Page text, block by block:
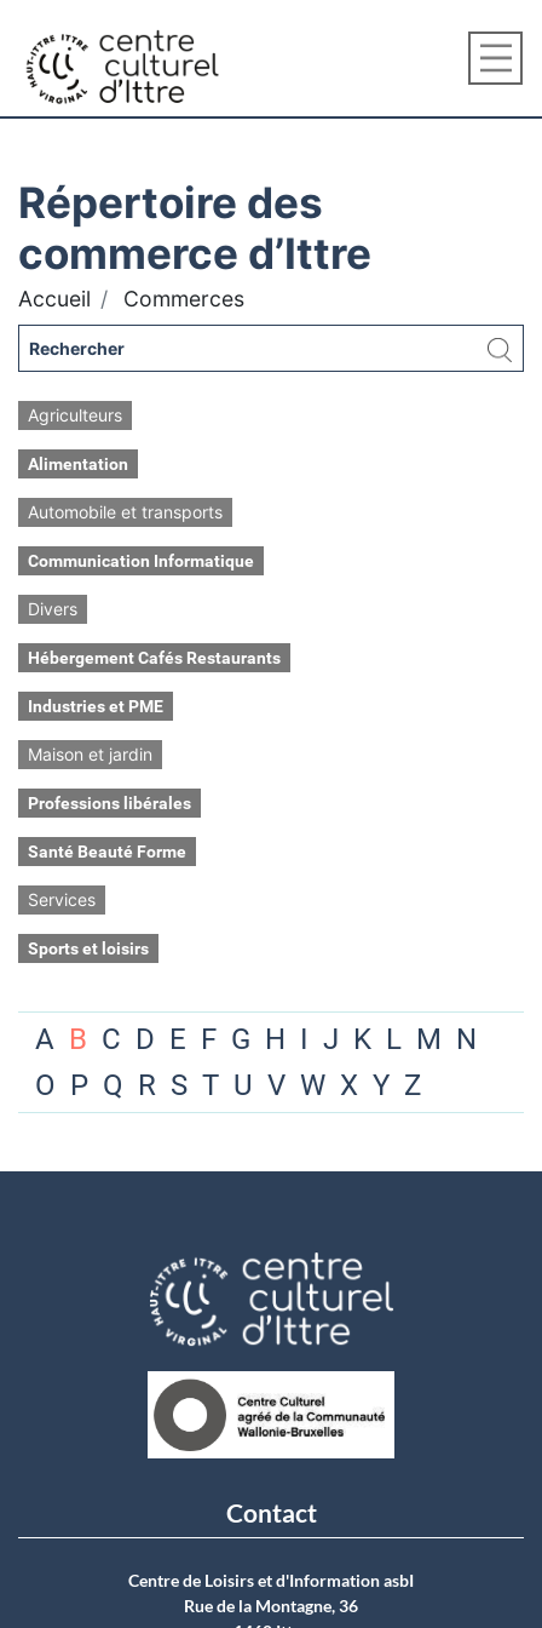
Répertoire des
commerce d’Ittre
Accueil Commerces
Agriculteurs
Alimentation
Automobile et transports
Communication Informatique
Divers
Hébergement Cafés Restaurants
Industries et PME
Maison et jardin
Professions libérales
Santé Beauté Forme
Services
Sports et loisirs
A B C D E F G H I J K L M N
O P Q R S T U V W X Y Z
Contact
Centre de Loisirs et d'Information asbI
Rue de la Montagne, 36